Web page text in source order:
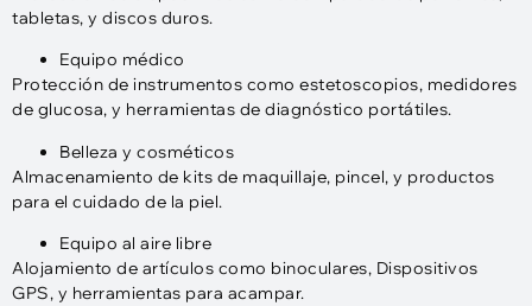
tabletas, y discos duros.
Equipo médico
Protección de instrumentos como estetoscopios, medidores
de glucosa, y herramientas de diagnóstico portátiles.
Belleza y cosméticos
Almacenamiento de kits de maquillaje, pincel, y productos
para el cuidado de la piel.
Equipo al aire libre
Alojamiento de artículos como binoculares, Dispositivos
GPS, y herramientas para acampar.